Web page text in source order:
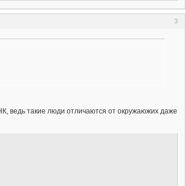
3
ведь такие люди отличаются от окружаюжих даже